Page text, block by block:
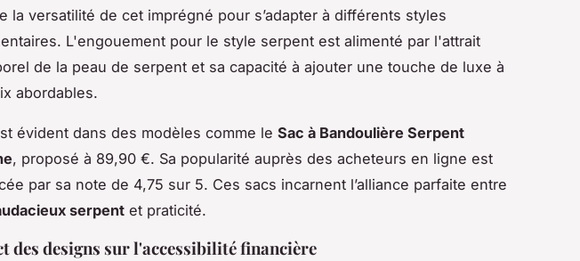
la versatilité de cet imprégné pour s’adapter à différents styles
L'engouement pour le style serpent est alimenté par l'attrait
de la peau de serpent et sa capacité à ajouter une touche de luxe à
abordables.
évident dans des modèles comme le Sac à Bandoulière Serpent
, proposé à 89,90 €. Sa popularité auprès des acheteurs en ligne est
par sa note de 4,75 sur 5. Ces sacs incarnent l’alliance parfaite entre
serpent et praticité.
des designs sur l'accessibilité financière